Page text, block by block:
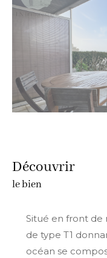
découvrir
le bien
Situé en front
de type T1
océan se